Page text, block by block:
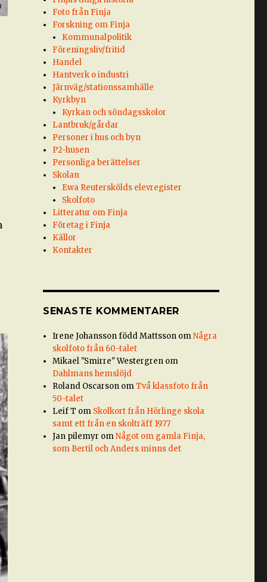
Foto från Finja
Forskning om Finja
Kommunalpolitik
Föreningsliv/fritid
Handel
Hantverk o industri
Järnväg/stationssamhälle
Kyrkbyn
Kyrkan och söndagsskolor
Lantbruk/gårdar
Personer i hus och byn
P2-husen
Personliga berättelser
Skolan
Ewa Reuterskölds elevregister
Skolfoto
Litteratur om Finja
Företag i Finja
Källor
Kontakter
SENASTE KOMMENTARER
Irene Johansson född Mattsson omNågra
skolfoto från 60-talet
Mikael "Smirre" Westergren om
Dahlmans hemslöjd
Roland Oscarson omTvå klassfoto från
50-talet
Leif T om Skolkort från Hörlinge skola
samt ett från en skolträff 1977
Jan pilemyr omNågot om gamla Finja,
som Bertil och Anders minns det